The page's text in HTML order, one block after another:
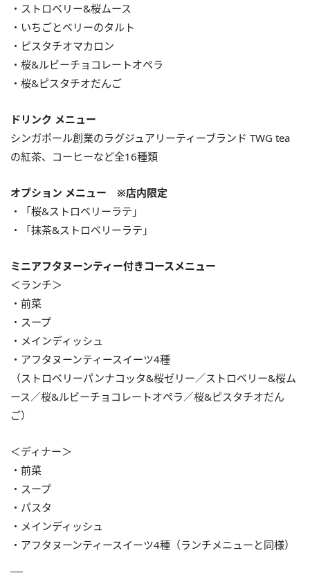
・ストロベリー&桜ムース
・いちごとベリーのタルト
・ピスタチオマカロン
・桜&ルビーチョコレートオペラ
・桜&ピスタチオだんご
ドリンク メニュー
シンガポール創業のラグジュアリーティーブランド TWG tea
の紅茶、コーヒーなど全16種類
オプション メニュー ※店内限定
・「桜&ストロベリーラテ」
・「抹茶&ストロベリーラテ」
ミニアフタヌーンティー付きコースメニュー
＜ランチ＞
・前菜
・スープ
・メインディッシュ
・アフタヌーンティースイーツ4種
（ストロベリーパンナコッタ&桜ゼリー／ストロベリー&桜ム
ース／桜&ルビーチョコレートオペラ／桜&ピスタチオだん
ご）
＜ディナー＞
・前菜
・スープ
・パスタ
・メインディッシュ
・アフタヌーンティースイーツ4種（ランチメニューと同様）